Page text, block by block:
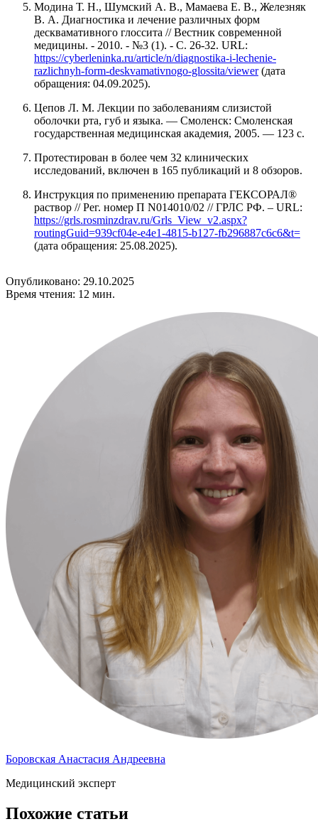
Модина Т. Н., Шумский А. В., Мамаева Е. В., Железняк
В. А. Диагностика и лечение различных форм
десквамативного глоссита // Вестник современной
медицины. - 2010. - №3 (1). - С. 26-32. URL:
https://cyberleninka.ru/article/n/diagnostika-i-lechenie-
razlichnyh-form-deskvamativnogo-glossita/viewer(дата
обращения: 04.09.2025).
Цепов Л. М. Лекции по заболеваниям слизистой
оболочки рта, губ и языка. — Смоленск: Смоленская
государственная медицинская академия, 2005. — 123 с.
Протестирован в более чем 32 клинических
исследований, включен в 165 публикаций и 8 обзоров.
Инструкция по применению препарата ГЕКСОРАЛ®
раствор // Рег. номер П N014010/02 // ГРЛС РФ. – URL:
https://grls.rosminzdrav.ru/Grls_View_v2.aspx?
routingGuid=939cf04e-e4e1-4815-b127-fb296887c6c6&t=
(дата обращения: 25.08.2025).
Опубликовано: 29.10.2025
Время чтения: 12 мин.
Боровская Анастасия Андреевна
Медицинский эксперт
Похожие статьи